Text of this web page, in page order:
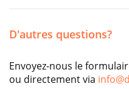
D'autres questions?
Envoyez-nous le
ou directement via